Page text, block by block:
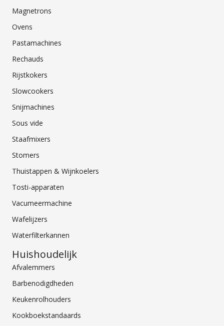
Magnetrons
Ovens
Pastamachines
Rechauds
Rijstkokers
Slowcookers
Snijmachines
Sous vide
Staafmixers
Stomers
Thuistappen & Wijnkoelers
Tosti-apparaten
Vacumeermachine
Wafelijzers
Waterfilterkannen
Huishoudelijk
Afvalemmers
Barbenodigdheden
Keukenrolhouders
Kookboekstandaards